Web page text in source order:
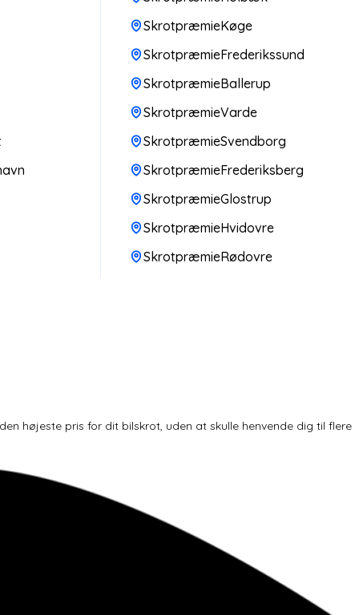
SkrotpræmieKøge
SkrotpræmieFrederikssund
SkrotpræmieBallerup
SkrotpræmieVarde
SkrotpræmieSvendborg
SkrotpræmieFrederiksberg
SkrotpræmieGlostrup
SkrotpræmieHvidovre
SkrotpræmieRødovre
højeste pris for dit bilskrot, uden at skulle henvende dig til flere